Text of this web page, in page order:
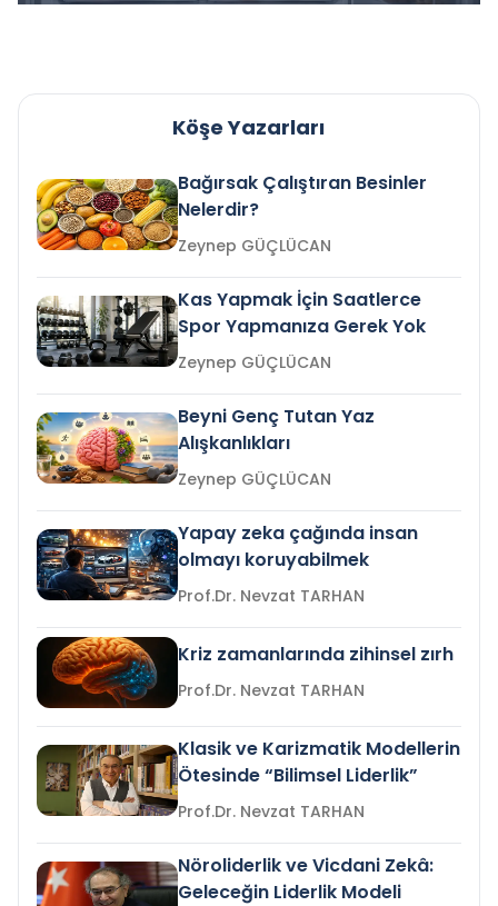
Köşe Yazarları
Bağırsak Çalıştıran Besinler
Nelerdir?
Zeynep GÜÇLÜCAN
Kas Yapmak İçin Saatlerce
Spor Yapmanıza Gerek Yok
Zeynep GÜÇLÜCAN
Beyni Genç Tutan Yaz
Alışkanlıkları
Zeynep GÜÇLÜCAN
Yapay zeka çağında insan
olmayı koruyabilmek
Prof.Dr. Nevzat TARHAN
Kriz zamanlarında zihinsel zırh
Prof.Dr. Nevzat TARHAN
Klasik ve Karizmatik Modellerin
Ötesinde “Bilimsel Liderlik”
Prof.Dr. Nevzat TARHAN
Nöroliderlik ve Vicdani Zekâ:
Geleceğin Liderlik Modeli